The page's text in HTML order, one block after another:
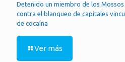
Detenido un miembro de los
contra el blanqueo de capitales
de cocaína
Ver más